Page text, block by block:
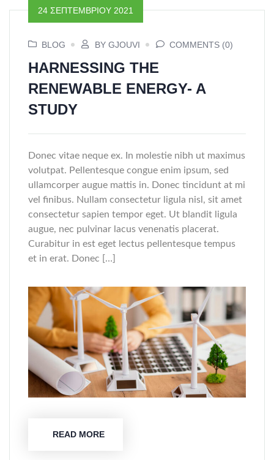
24 ΣΕΠΤΕΜΒΡΊΟΥ 2021
BLOG BY GJOUVI COMMENTS (0)
HARNESSING THE
RENEWABLE ENERGY- A
STUDY
Donec vitae neque ex. In molestie nibh ut maximus
volutpat. Pellentesque congue enim ipsum, sed
ullamcorper augue mattis in. Donec tincidunt at mi
vel finibus. Nullam consectetur ligula nisl, sit amet
consectetur sapien tempor eget. Ut blandit ligula
augue, nec pulvinar lacus venenatis placerat.
Curabitur in est eget lectus pellentesque tempus
et in erat. Donec […]
READ MORE